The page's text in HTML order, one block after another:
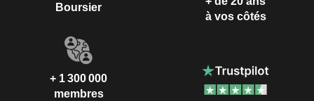
Boursier
à vos côtés
+ 1 300 000
membres